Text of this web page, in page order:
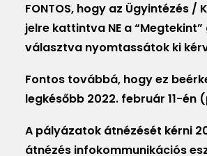
FONTOS, hogy az Ügyintézés
jelre kattintva NE a
választva nyomtassátok ki
Fontos továbbá, hogy ez
legkésőbb 2022. február 11-
A pályázatok átnézését kérni
átnézés infokommunikációs